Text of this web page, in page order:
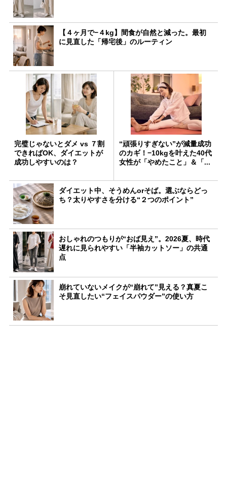
【４ヶ月で−４kg】間食が自然と減った。最初
に見直した「帰宅後」のルーティン
完璧じゃないとダメ vs ７割
できればOK、ダイエットが
成功しやすいのは？
“頑張りすぎない”が減量成功
のカギ！−10kgを叶えた40代
女性が「やめたこと」＆「...
ダイエット中、そうめんorそば。選ぶならどっ
ち？太りやすさを分ける“２つのポイント”
おしゃれのつもりが“おば見え”。2026夏、時代
遅れに見られやすい「半袖カットソー」の共通
点
崩れていないメイクが“崩れて”見える？真夏こ
そ見直したい“フェイスパウダー”の使い方